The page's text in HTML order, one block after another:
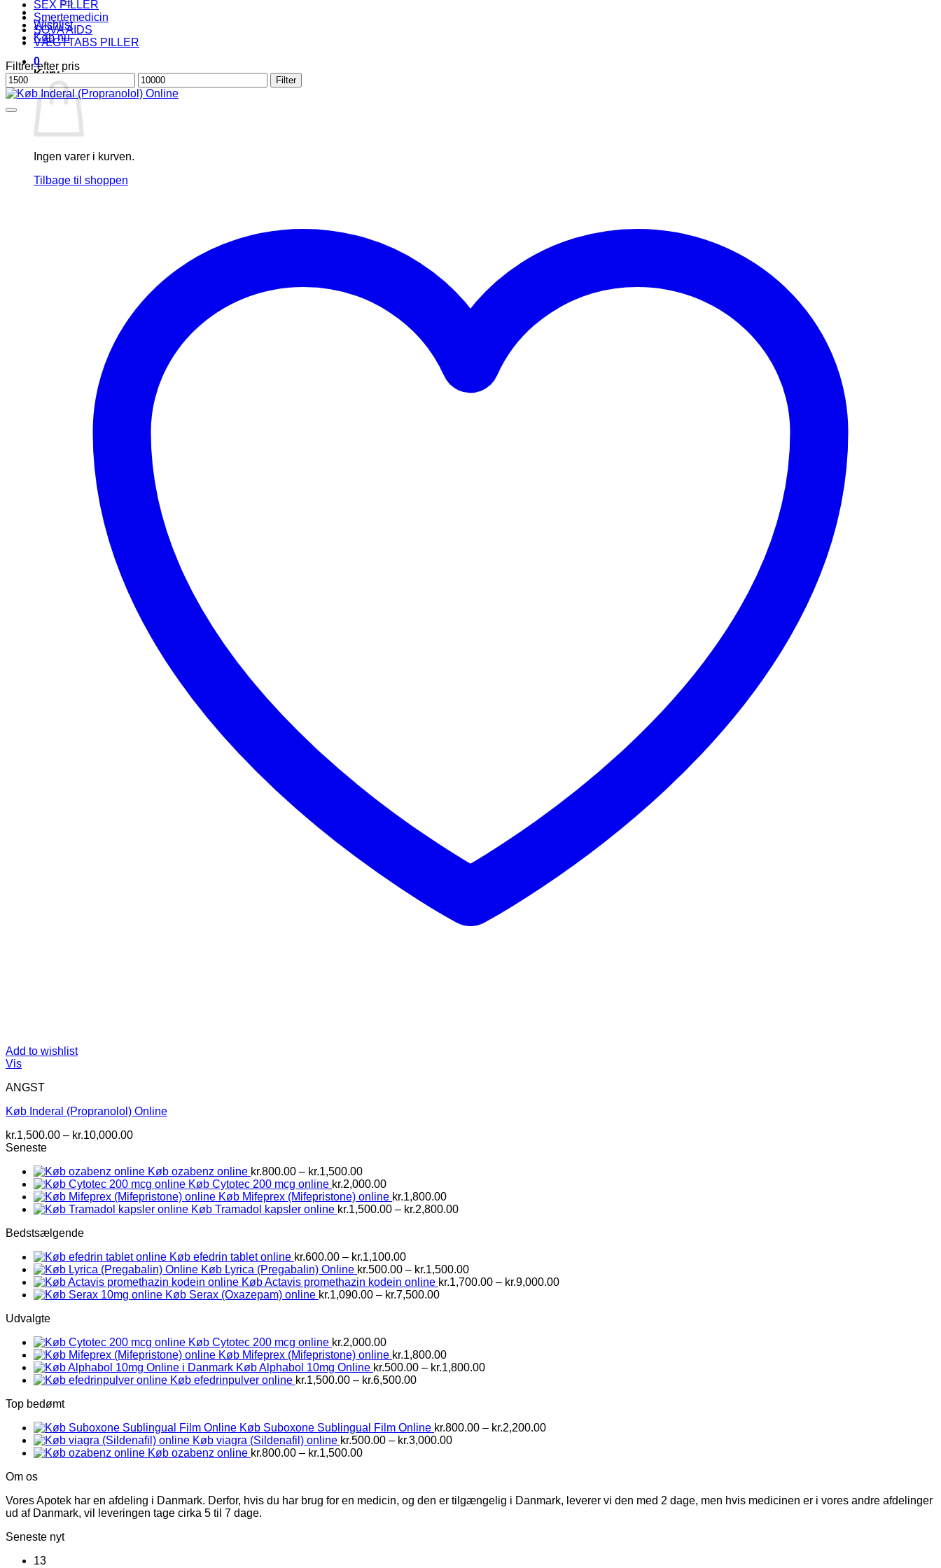
Wishlist
Køb nu
0
Kurv
Ingen varer i kurven.
Tilbage til shoppen
SEX PILLER
Smertemedicin
SOVA AIDS
VÆGTTABS PILLER
Filtrer efter pris
Mindste
pris
Højeste
pris
Filter
Add to wishlist
Vis
ANGST
Køb Inderal (Propranolol) Online
kr.1,500.00 – kr.10,000.00Prisinterval:
kr.10,000.00
Seneste
Køb ozabenz online kr.800.00 – kr.1,500.00Prisinterval:
kr.800.00
til
kr.1,500.00
Køb Cytotec 200 mcg online kr.2,000.00
Køb Mifeprex (Mifepristone) online kr.1,800.00
Køb Tramadol kapsler online kr.1,500.00 – kr.2,800.00Prisinterval:
Bedstsælgende
Køb efedrin tablet online kr.600.00 – kr.1,100.00Prisinterval:
kr.600.00
til
kr.1,100.00
Køb Lyrica (Pregabalin) Online kr.500.00 – kr.1,500.00Prisinterval:
kr.500.00
Køb Actavis promethazin kodein online kr.1,700.00 – kr.9,000.00Prisinterval:
Køb Serax (Oxazepam) online kr.1,090.00 – kr.7,500.00Prisinterval:
Udvalgte
Køb Cytotec 200 mcg online kr.2,000.00
Køb Mifeprex (Mifepristone) online kr.1,800.00
Køb Alphabol 10mg Online kr.500.00 – kr.1,800.00Prisinterval:
Køb efedrinpulver online kr.1,500.00 – kr.6,500.00Prisinterval:
Top bedømt
Køb Suboxone Sublingual Film Online kr.800.00 – kr.2,200.00Prisinterval:
Køb viagra (Sildenafil) online kr.500.00 – kr.3,000.00Prisinterval:
Køb ozabenz online kr.800.00 – kr.1,500.00Prisinterval:
Om os
Vores Apotek har en afdeling i Danmark. Derfor, hvis du har brug for en medicin, og den er tilgængelig i Danmark, leverer vi den med 2 dage, men hvis medicinen er i vores andre afdelinger
ud af Danmark, vil leveringen tage cirka 5 til 7 dage.
Seneste nyt
13